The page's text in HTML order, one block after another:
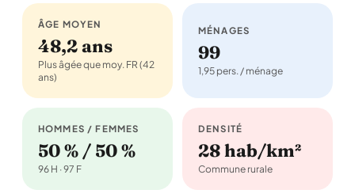
ÂGE MOYEN
48,2 ans
Plus âgée que moy. FR (42
ans)
MÉNAGES
99
1,95 pers. / ménage
HOMMES / FEMMES
50 % / 50 %
96 H · 97 F
DENSITÉ
28 hab/km²
Commune rurale